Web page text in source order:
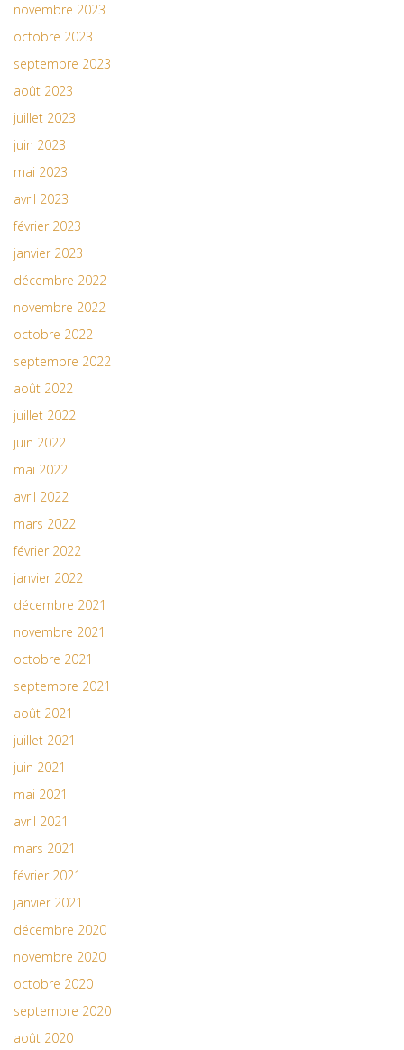
novembre 2023
octobre 2023
septembre 2023
août 2023
juillet 2023
juin 2023
mai 2023
avril 2023
février 2023
janvier 2023
décembre 2022
novembre 2022
octobre 2022
septembre 2022
août 2022
juillet 2022
juin 2022
mai 2022
avril 2022
mars 2022
février 2022
janvier 2022
décembre 2021
novembre 2021
octobre 2021
septembre 2021
août 2021
juillet 2021
juin 2021
mai 2021
avril 2021
mars 2021
février 2021
janvier 2021
décembre 2020
novembre 2020
octobre 2020
septembre 2020
août 2020